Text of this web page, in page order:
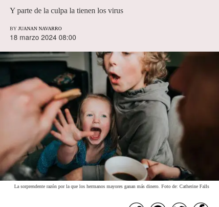
Y parte de la culpa la tienen los virus
BY JUANAN NAVARRO
18 marzo 2024 08:00
La sorprendente razón por la que los hermanos mayores ganan más dinero. Foto de: Catherine Falls